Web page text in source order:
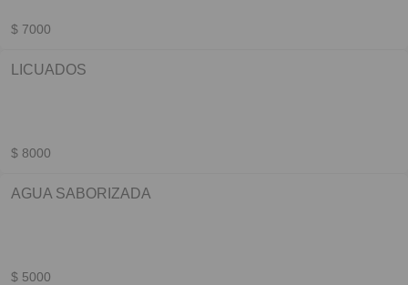
$ 7000
LICUADOS
$ 8000
AGUA SABORIZADA
$ 5000